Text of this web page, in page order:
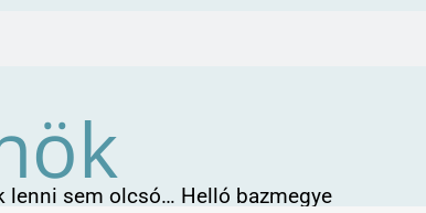
lenni sem olcsó… Helló bazmegye